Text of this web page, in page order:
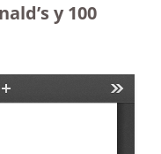
y 100